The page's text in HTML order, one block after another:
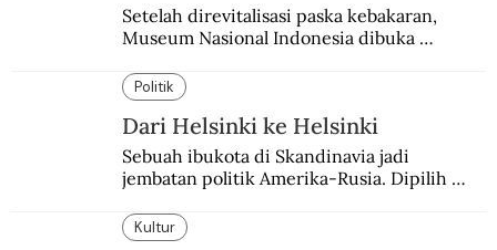
Setelah direvitalisasi paska kebakaran,
Museum Nasional Indonesia dibuka
Pameran Repatriasi 2024.
Politik
Dari Helsinki ke Helsinki
Sebuah ibukota di Skandinavia jadi
jembatan politik Amerika-Rusia. Dipilih
Kultur